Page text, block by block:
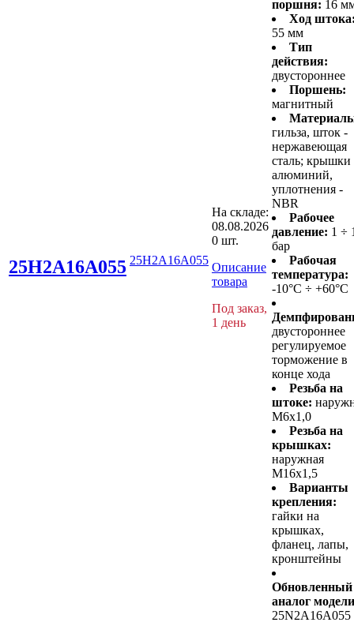
25H2A16A055 25H2A16A055
На складе:
08.08.2026
0 шт.
Описание
товара
Под заказ,
1 день
поршня: 16
Ход
55 мм
Тип
действия:
двустороннее
Поршень:
магнитный
гильза, шток -
нержавеющая
сталь; крышки
алюминий,
уплотнения -
NBR
Рабочее
давление: 1 ÷
бар
Рабочая
температура:
-10°C ÷ +60°C
двустороннее
регулируемое
торможение в
конце хода
Резьба на
штоке:
M6x1,0
Резьба на
крышках:
наружная
M16x1,5
Варианты
крепления:
гайки на
крышках,
фланец, лапы,
кронштейны
Обновленный
аналог
25N2A16A055